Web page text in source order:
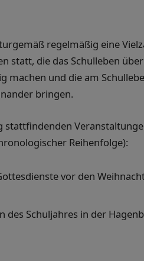
regelmäßig eine
statt, die das Schulleben
machen und die am
bringen.
stattfindenden
Reihenfolge):
vor den
des Schuljahres in der